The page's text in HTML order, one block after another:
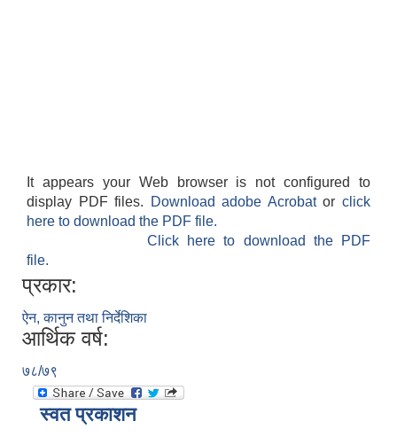
It appears your Web browser is not configured to
display PDF files.
Download adobe Acrobatorclick
here to download the PDF file.
Click here to download the PDF
file.
प्रकार:
ऐन, कानुन तथा निर्देशिका
आर्थिक वर्ष:
७८/७९
स्वत प्रकाशन